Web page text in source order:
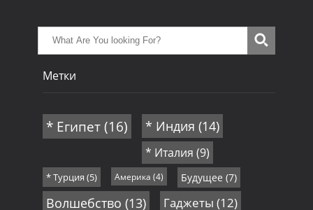
Метки
* Египет(16) * Индия (14)
* Италия (9)
* Турция (5) Америка (4) Будущее (7)
Волшебство (13) Гаджеты (12)